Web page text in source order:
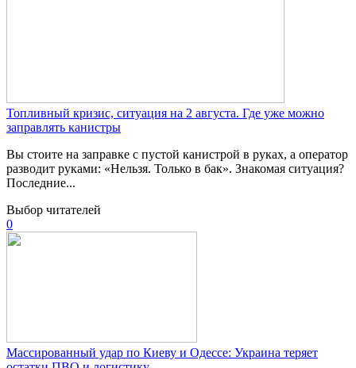
Топливный кризис, ситуация на 2 августа. Где уже можно
заправлять канистры
Вы стоите на заправке с пустой канистрой в руках, а оператор
разводит руками: «Нельзя. Только в бак». Знакомая ситуация?
Последние...
Выбор читателей
0
Массированный удар по Киеву и Одессе: Украина теряет